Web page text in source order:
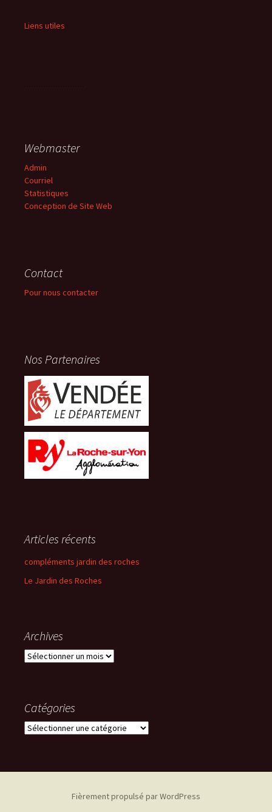
Liens utiles
Webmaster
Admin
Courriel
Statistiques
Conception de Site Web
Contact
Pour nous contacter
Nos Partenaires
Articles récents
compléments jardin des roches
Le Jardin des Roches
Archives
Archives
Catégories
Catégories
Fièrement propulsé par WordPress